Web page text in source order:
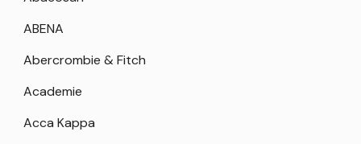
ABENA
Abercrombie & Fitch
Academie
Acca Kappa